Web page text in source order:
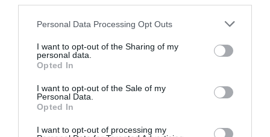
Please note that this website/app uses one or more Google
not limited to your visit or usage behaviour. You may click to
grant or deny consent to Google and its third-party tags to
use your data for below specified purposes in below Google
consent section.
Personal Data Processing Opt Outs
I want to opt-out of the Sharing of my
personal data.
Opted In
I want to opt-out of the Sale of my
Personal Data.
Opted In
I want to opt-out of processing my
Fotó:
A Villa Chez les Amis***** üzleti esemény helyszínként nem a